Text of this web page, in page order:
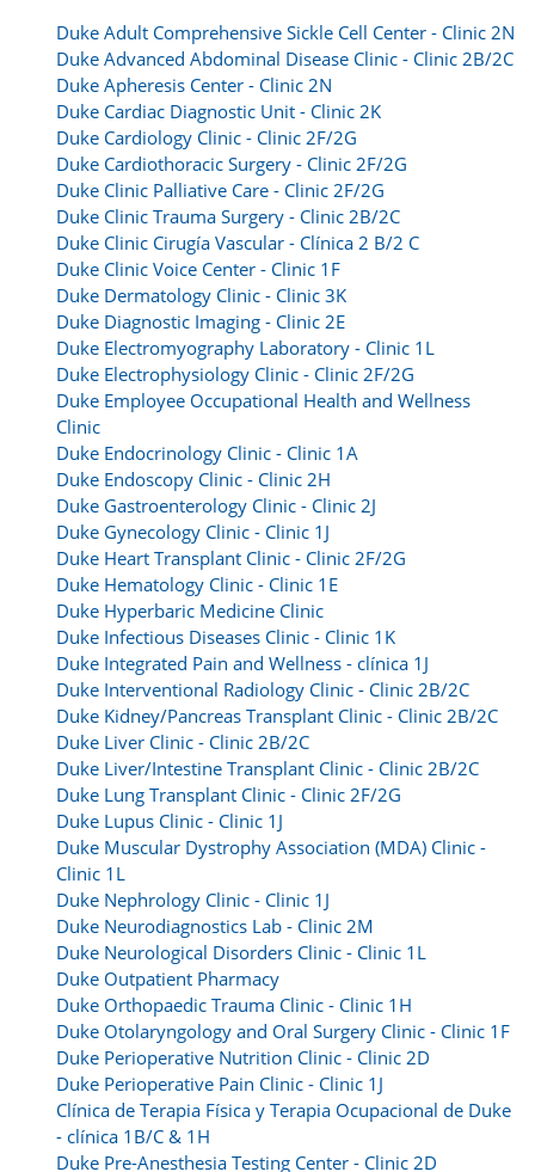
Duke Adult Comprehensive Sickle Cell Center - Clinic 2N
Duke Advanced Abdominal Disease Clinic - Clinic 2B/2C
Duke Apheresis Center - Clinic 2N
Duke Cardiac Diagnostic Unit - Clinic 2K
Duke Cardiology Clinic - Clinic 2F/2G
Duke Cardiothoracic Surgery - Clinic 2F/2G
Duke Clinic Palliative Care - Clinic 2F/2G
Duke Clinic Trauma Surgery - Clinic 2B/2C
Duke Clinic Cirugía Vascular - Clínica 2 B/2 C
Duke Clinic Voice Center - Clinic 1F
Duke Dermatology Clinic - Clinic 3K
Duke Diagnostic Imaging - Clinic 2E
Duke Electromyography Laboratory - Clinic 1L
Duke Electrophysiology Clinic - Clinic 2F/2G
Duke Employee Occupational Health and Wellness
Clinic
Duke Endocrinology Clinic - Clinic 1A
Duke Endoscopy Clinic - Clinic 2H
Duke Gastroenterology Clinic - Clinic 2J
Duke Gynecology Clinic - Clinic 1J
Duke Heart Transplant Clinic - Clinic 2F/2G
Duke Hematology Clinic - Clinic 1E
Duke Hyperbaric Medicine Clinic
Duke Infectious Diseases Clinic - Clinic 1K
Duke Integrated Pain and Wellness - clínica 1J
Duke Interventional Radiology Clinic - Clinic 2B/2C
Duke Kidney/Pancreas Transplant Clinic - Clinic 2B/2C
Duke Liver Clinic - Clinic 2B/2C
Duke Liver/Intestine Transplant Clinic - Clinic 2B/2C
Duke Lung Transplant Clinic - Clinic 2F/2G
Duke Lupus Clinic - Clinic 1J
Duke Muscular Dystrophy Association (MDA) Clinic -
Clinic 1L
Duke Nephrology Clinic - Clinic 1J
Duke Neurodiagnostics Lab - Clinic 2M
Duke Neurological Disorders Clinic - Clinic 1L
Duke Outpatient Pharmacy
Duke Orthopaedic Trauma Clinic - Clinic 1H
Duke Otolaryngology and Oral Surgery Clinic - Clinic 1F
Duke Perioperative Nutrition Clinic - Clinic 2D
Duke Perioperative Pain Clinic - Clinic 1J
Clínica de Terapia Física y Terapia Ocupacional de Duke
- clínica 1B/C & 1H
Duke Pre-Anesthesia Testing Center - Clinic 2D